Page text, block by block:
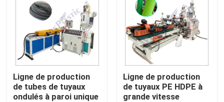
Machine d'extrudeuse de tuyau de PVC
Chaîne de production de tuyau de PPR
Machine d'extrudeuse de tuyau de PE
Ligne de production
de tubes de tuyaux
ondulés à paroi unique
Ligne de production
de tuyaux PE HDPE à
grande vitesse